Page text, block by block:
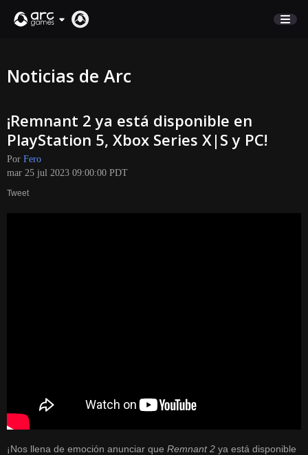
SOPORTE
Iniciar sesión
English
Noticias de Arc
¡Remnant 2 ya está disponible en
PlayStation 5, Xbox Series X|S y PC!
Por Fero
mar 25 jul 2023 09:00:00 PDT
Tweet
¡Nos llena de emoción anunciar que Remnant 2 ya está disponible